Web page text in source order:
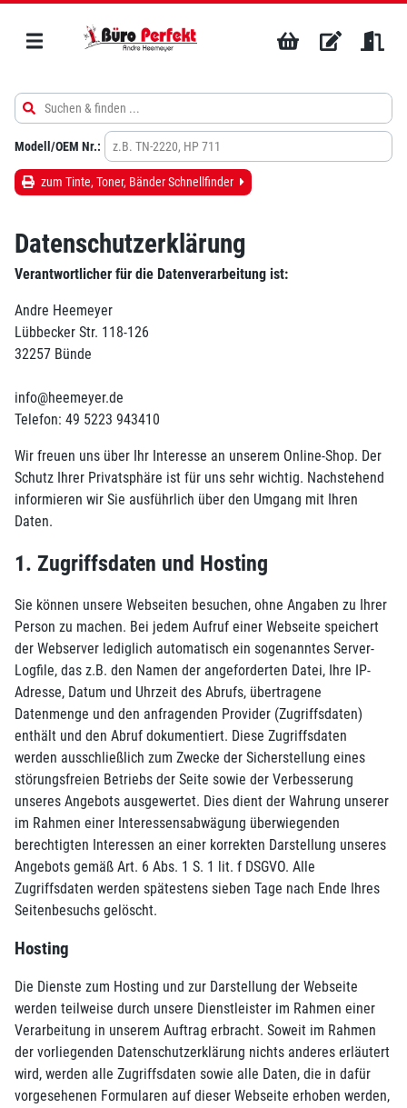
Modell/OEM Nr.:
zum Tinte, Toner, Bänder Schnellfinder
Datenschutzerklärung
Verantwortlicher für die Datenverarbeitung ist:
Andre Heemeyer
Lübbecker Str. 118-126
32257 Bünde
info@heemeyer.de
Telefon: 49 5223 943410
Wir freuen uns über Ihr Interesse an unserem Online-Shop. Der
Schutz Ihrer Privatsphäre ist für uns sehr wichtig. Nachstehend
informieren wir Sie ausführlich über den Umgang mit Ihren
Daten.
1. Zugriffsdaten und Hosting
Sie können unsere Webseiten besuchen, ohne Angaben zu Ihrer
Person zu machen. Bei jedem Aufruf einer Webseite speichert
der Webserver lediglich automatisch ein sogenanntes Server-
Logfile, das z.B. den Namen der angeforderten Datei, Ihre IP-
Adresse, Datum und Uhrzeit des Abrufs, übertragene
Datenmenge und den anfragenden Provider (Zugriffsdaten)
enthält und den Abruf dokumentiert. Diese Zugriffsdaten
werden ausschließlich zum Zwecke der Sicherstellung eines
störungsfreien Betriebs der Seite sowie der Verbesserung
unseres Angebots ausgewertet. Dies dient der Wahrung unserer
im Rahmen einer Interessensabwägung überwiegenden
berechtigten Interessen an einer korrekten Darstellung unseres
Angebots gemäß Art. 6 Abs. 1 S. 1 lit. f DSGVO. Alle
Zugriffsdaten werden spätestens sieben Tage nach Ende Ihres
Seitenbesuchs gelöscht.
Hosting
Die Dienste zum Hosting und zur Darstellung der Webseite
werden teilweise durch unsere Dienstleister im Rahmen einer
Verarbeitung in unserem Auftrag erbracht. Soweit im Rahmen
der vorliegenden Datenschutzerklärung nichts anderes erläutert
wird, werden alle Zugriffsdaten sowie alle Daten, die in dafür
vorgesehenen Formularen auf dieser Webseite erhoben werden,